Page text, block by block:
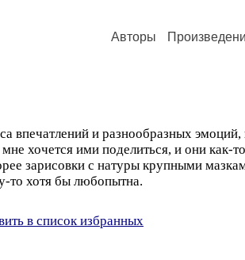
Авторы
впечатлений и разнообразных
хочется ими поделиться, и они как-
зарисовки с натуры крупными
то хотя бы любопытна.
в список избранных